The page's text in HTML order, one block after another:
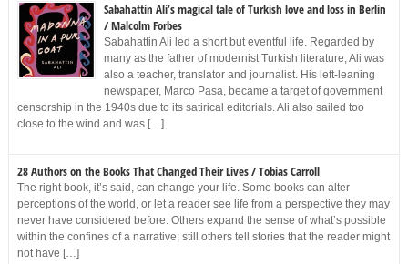
Sabahattin Ali’s magical tale of Turkish love and loss in Berlin
/ Malcolm Forbes
Sabahattin Ali led a short but eventful life. Regarded by
many as the father of modernist Turkish literature, Ali was
also a teacher, translator and journalist. His left-leaning
newspaper, Marco Pasa, became a target of government
censorship in the 1940s due to its satirical editorials. Ali also sailed too
close to the wind and was […]
28 Authors on the Books That Changed Their Lives / Tobias Carroll
The right book, it’s said, can change your life. Some books can alter
perceptions of the world, or let a reader see life from a perspective they may
never have considered before. Others expand the sense of what’s possible
within the confines of a narrative; still others tell stories that the reader might
not have […]